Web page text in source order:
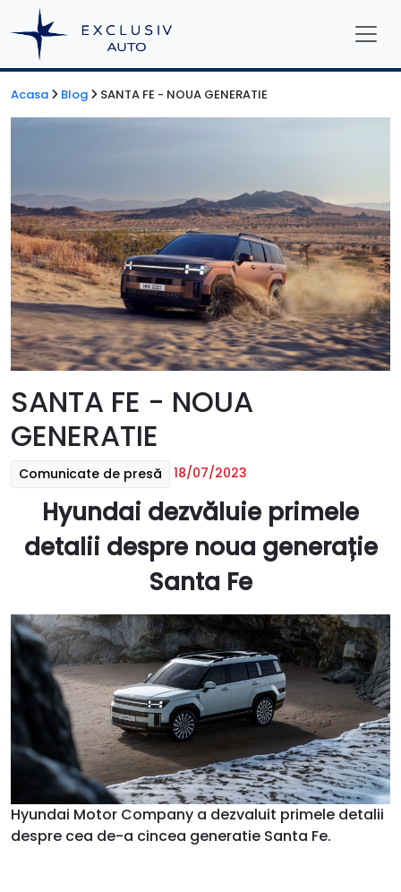
Acasa Blog SANTA FE - NOUA GENERATIE
SANTA FE - NOUA
GENERATIE
Comunicate de presă 18/07/2023
Hyundai dezvăluie primele
detalii despre noua generație
Santa Fe
Hyundai Motor Company a dezvaluit primele detalii
despre cea de-a cincea generatie Santa Fe.